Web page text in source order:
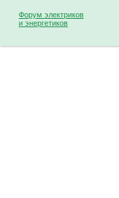
Форум электриков
и энергетиков